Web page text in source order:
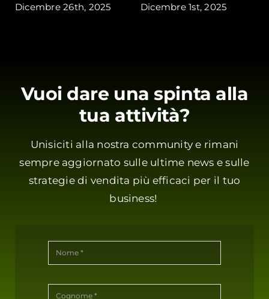
Dicembre 26th, 2025 Dicembre 1st, 2025
Vuoi dare una spinta alla
tua attività?
Unisiciti alla nostra community e rimani
sempre aggiornato sulle ultime news e sulle
strategie di vendita più efficaci per il tuo
business!